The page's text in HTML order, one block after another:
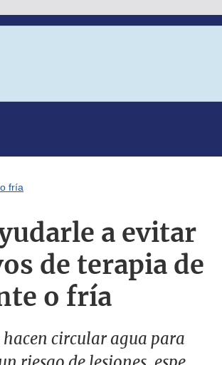
fría
a evitar
de terapia de
o fría
circular agua para